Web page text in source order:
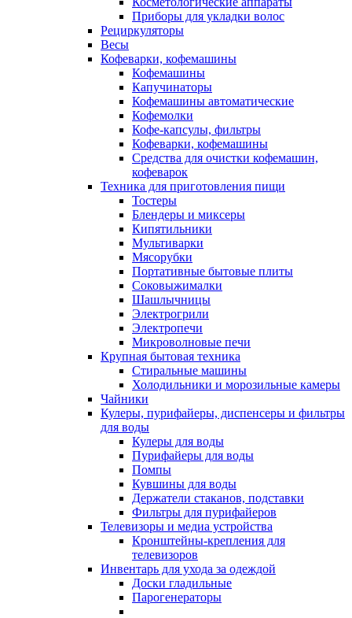
Приборы для укладки волос
Рециркуляторы
Весы
Кофеварки, кофемашины
Кофемашины
Капучинаторы
Кофемашины автоматические
Кофемолки
Кофе-капсулы, фильтры
Кофеварки, кофемашины
Средства для очистки кофемашин,
кофеварок
Техника для приготовления пищи
Тостеры
Блендеры и миксеры
Кипятильники
Мультиварки
Мясорубки
Портативные бытовые плиты
Соковыжималки
Шашлычницы
Электрогрили
Электропечи
Микроволновые печи
Крупная бытовая техника
Стиральные машины
Холодильники и морозильные камеры
Чайники
Кулеры, пурифайеры, диспенсеры и фильтры
для воды
Кулеры для воды
Пурифайеры для воды
Помпы
Кувшины для воды
Держатели стаканов, подставки
Фильтры для пурифайеров
Телевизоры и медиа устройства
Кронштейны-крепления для
телевизоров
Инвентарь для ухода за одеждой
Доски гладильные
Парогенераторы